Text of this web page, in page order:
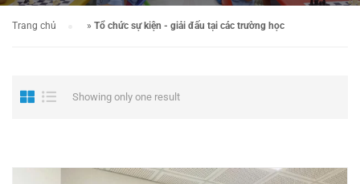
Trang chủ » Tổ chức sự kiện - giải đấu tại các trường học
Showing only one result